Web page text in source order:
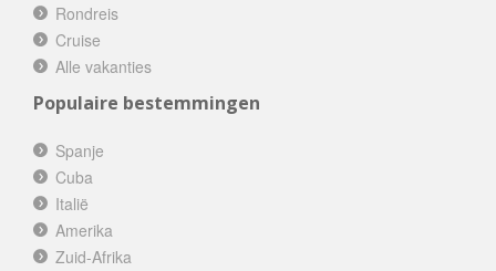
Rondreis
Cruise
Alle vakanties
Populaire bestemmingen
Spanje
Cuba
Italië
Amerika
Zuid-Afrika